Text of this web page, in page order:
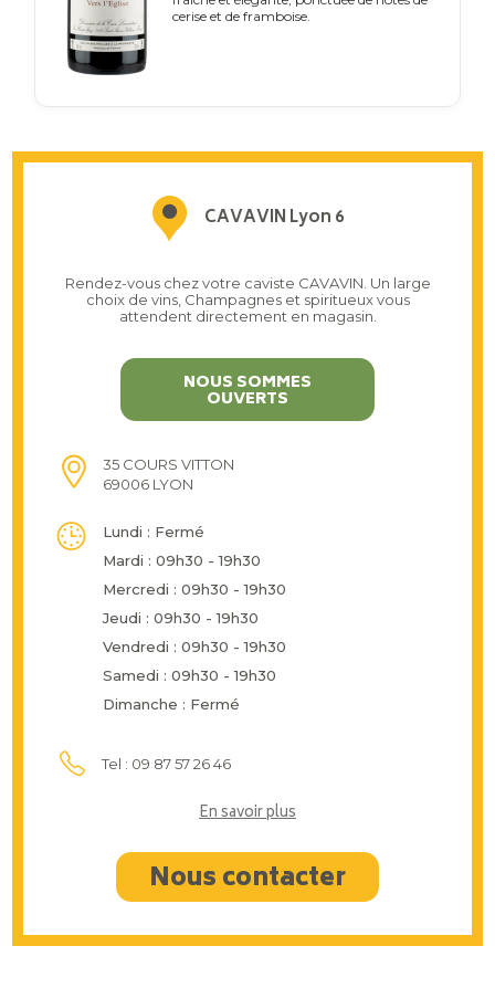
cerise et de framboise.
CAVAVIN Lyon 6
Rendez-vous chez votre caviste CAVAVIN. Un large
choix de vins, Champagnes et spiritueux vous
attendent directement en magasin.
NOUS SOMMES
OUVERTS
35 COURS VITTON
69006 LYON
Lundi : Fermé
Mardi : 09h30 - 19h30
Mercredi : 09h30 - 19h30
Jeudi : 09h30 - 19h30
Vendredi : 09h30 - 19h30
Samedi : 09h30 - 19h30
Dimanche : Fermé
Tel : 09 87 57 26 46
En savoir plus
Nous contacter